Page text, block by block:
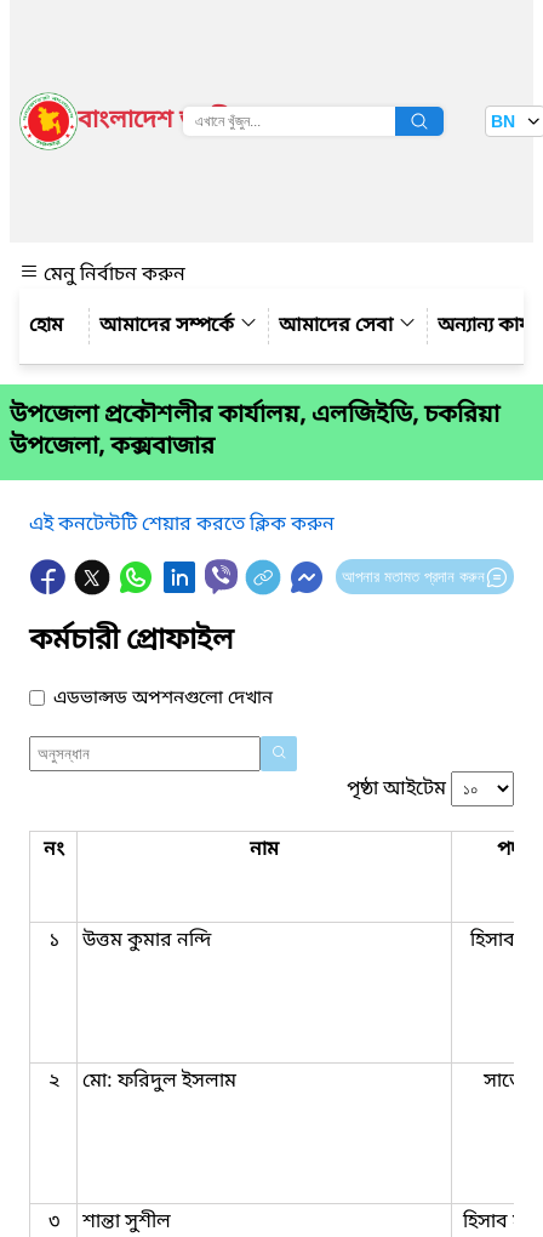
বাংলাদেশ জাতীয় তথ্য বাতায়ন BN
মেনু নির্বাচন করুন
আমাদের সম্পর্কে
আমাদের সেবা অন্যান্য
উপজেলা প্রকৌশলীর কার্যালয়, এলজিইডি, চকরিয়া
উপজেলা, কক্সবাজার
এই কনটেন্টটি শেয়ার করতে ক্লিক করুন
আপনার মতামত প্রদান করুন
কর্মচারী প্রোফাইল
এডভান্সড অপশনগুলো দেখান
পৃষ্ঠা আইটেম
নং নাম পদবি
১ উত্তম কুমার নন্দি হিসাব
২ মো: ফরিদুল ইসলাম
৩ শান্তা সুশীল হিসাব